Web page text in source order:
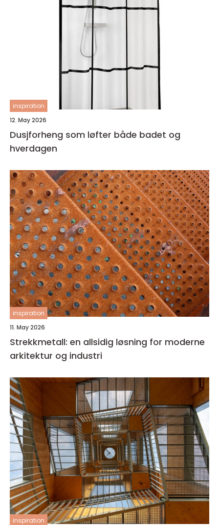
inspiration
12. May 2026
Dusjforheng som løfter både badet og
hverdagen
inspiration
11. May 2026
Strekkmetall: en allsidig løsning for moderne
arkitektur og industri
inspiration